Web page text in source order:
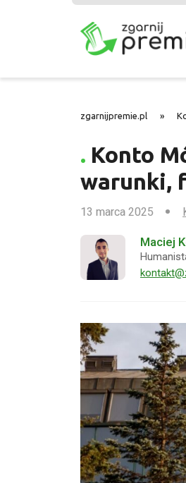
zgarnijpremie.pl »
Konto
warunki,
13 marca 2025
Maciej